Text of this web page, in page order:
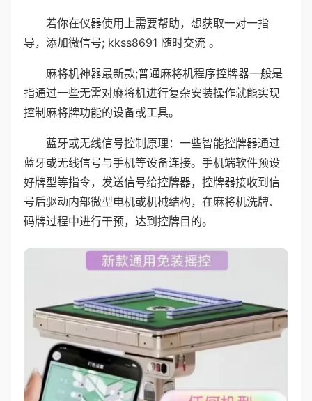
若你在仪器使用上需要帮助，想获取一对一指
导，添加微信号; kkss8691 随时交流 。
麻将机神器最新款;普通麻将机程序控牌器一般是
指通过一些无需对麻将机进行复杂安装操作就能实现
控制麻将牌功能的设备或工具。
蓝牙或无线信号控制原理：一些智能控牌器通过
蓝牙或无线信号与手机等设备连接。手机端软件预设
好牌型等指令，发送信号给控牌器，控牌器接收到信
号后驱动内部微型电机或机械结构，在麻将机洗牌、
码牌过程中进行干预，达到控牌目的。